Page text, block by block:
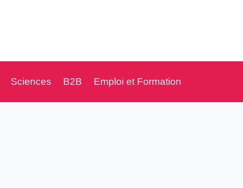
Sciences B2B Emploi et Formation